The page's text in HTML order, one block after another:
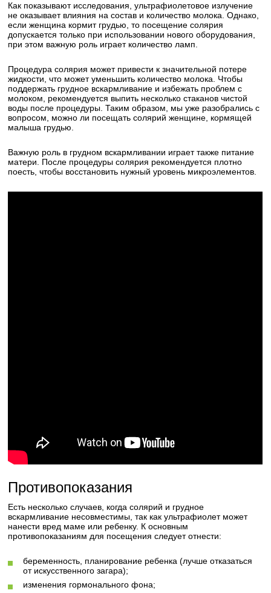
Как показывают исследования, ультрафиолетовое излучение
не оказывает влияния на состав и количество молока. Однако,
если женщина кормит грудью, то посещение солярия
допускается только при использовании нового оборудования,
при этом важную роль играет количество ламп.
Процедура солярия может привести к значительной потере
жидкости, что может уменьшить количество молока. Чтобы
поддержать грудное вскармливание и избежать проблем с
молоком, рекомендуется выпить несколько стаканов чистой
воды после процедуры. Таким образом, мы уже разобрались с
вопросом, можно ли посещать солярий женщине, кормящей
малыша грудью.
Важную роль в грудном вскармливании играет также питание
матери. После процедуры солярия рекомендуется плотно
поесть, чтобы восстановить нужный уровень микроэлементов.
Противопоказания
Есть несколько случаев, когда солярий и грудное
вскармливание несовместимы, так как ультрафиолет может
нанести вред маме или ребенку. К основным
противопоказаниям для посещения следует отнести:
беременность, планирование ребенка (лучше отказаться
от искусственного загара);
изменения гормонального фона;